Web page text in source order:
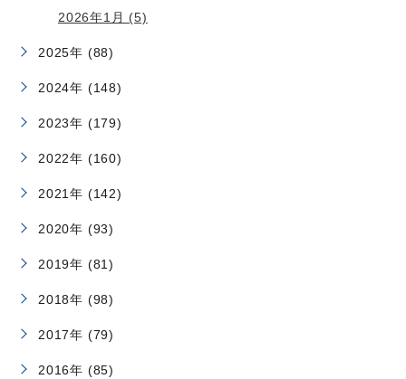
2026年1月 (5)
2025年 (88)
2024年 (148)
2023年 (179)
2022年 (160)
2021年 (142)
2020年 (93)
2019年 (81)
2018年 (98)
2017年 (79)
2016年 (85)